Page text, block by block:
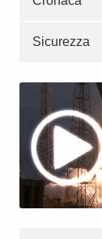
Sicurezza